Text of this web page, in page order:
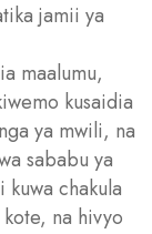
jamii ya
maalumu,
kusaidia
ya mwili, na
sababu ya
chakula
na hivyo